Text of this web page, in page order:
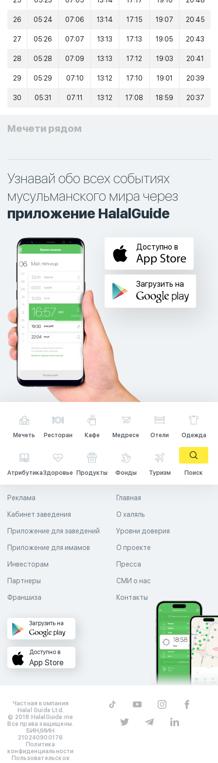
26 05:24 07:06 13:14 17:15 19:07 20:45
27 05:26 07:07 13:13 17:13 19:05 20:43
28 05:28 07:09 13:13 17:12 19:03 20:41
29 05:29 07:10 13:12 17:10 19:01 20:39
30 05:31 07:11 13:12 17:08 18:59 20:37
Мечети рядом
Узнавай обо всех событиях
мусульманского мира через
приложение HalalGuide
Доступно в
Загрузить на
Мечеть Ресторан Кафе Медресе Отели Одежда
АтрибутикаЗдоровье Продукты Фонды Туризм Поиск
Главная
О халяль
Уровни доверия
Реклама
Кабинет заведения
Приложение для заведений
Приложение для имамов О проекте
Пресса
СМИ о нас
Контакты
Инвесторам
Партнеры
Франшиза
Загрузить на
Доступно в
App Store
Частная компания
Halal Guide Ltd.
© 2018 HalalGuide.me
Все права защищены.
БИН/ИИН
210240900176
Политика
конфиденциальности
Пользовательское